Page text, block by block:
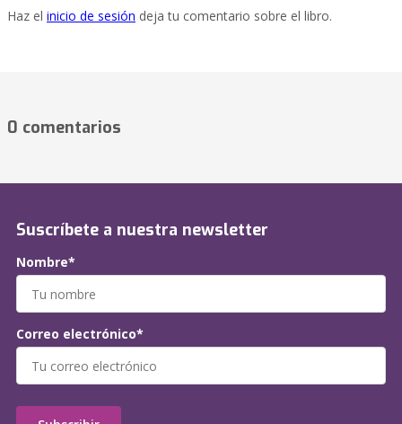
Haz el inicio de sesión deja tu comentario sobre el libro.
0 comentarios
Suscríbete a nuestra newsletter
Nombre*
Correo electrónico*